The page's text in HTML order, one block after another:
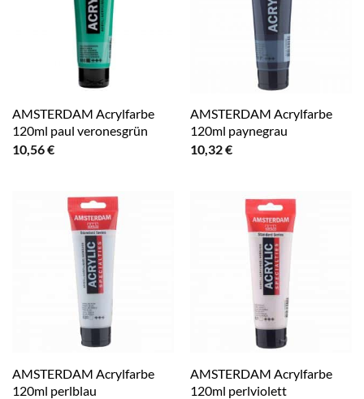
AMSTERDAM Acrylfarbe
120ml paul veronesgrün
10,56€
AMSTERDAM Acrylfarbe
120ml paynegrau
10,32€
AMSTERDAM Acrylfarbe
120ml perlblau
AMSTERDAM Acrylfarbe
120ml perlviolett